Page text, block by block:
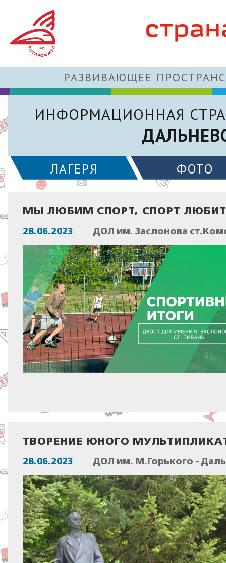
РАЗВИВАЮЩЕЕ
ИНФОРМАЦИОННАЯ
ЛАГЕРЯ ФОТО
МЫ ЛЮБИМ СПОРТ, СПОРТ
28.06.2023 ДОЛ им. Заслонова
ТВОРЕНИЕ ЮНОГО
28.06.2023 ДОЛ им. М.Горького -